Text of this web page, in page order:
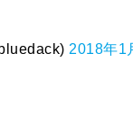
2018年1